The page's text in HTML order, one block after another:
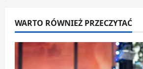
WARTO RÓWNIEŻ PRZECZYTAĆ